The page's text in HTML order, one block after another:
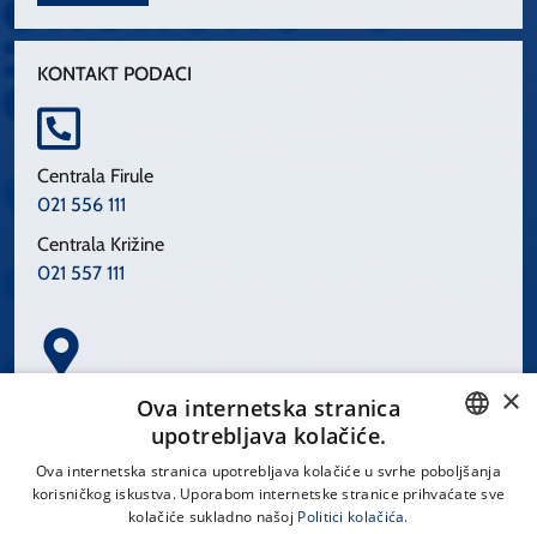
KONTAKT PODACI
Centrala Firule
021 556 111
Centrala Križine
021 557 111
Spinčićeva 1, 21000 Split
CROATIAN
×
Ova internetska stranica
upotrebljava kolačiće.
Ova internetska stranica upotrebljava kolačiće u svrhe poboljšanja
korisničkog iskustva. Uporabom internetske stranice prihvaćate sve
kolačiće sukladno našoj Politici kolačića.